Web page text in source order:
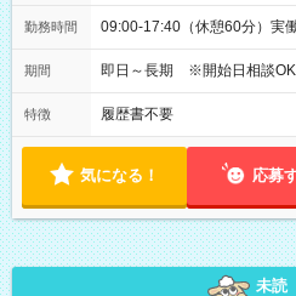
勤務時間 09:00-17:40（休憩60分）実
期間 即日～長期 ※開始日相談OK
特徴 履歴書不要
気になる！ 応募
未読